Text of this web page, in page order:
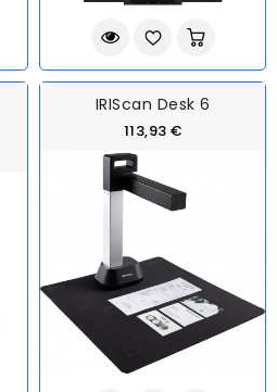
IRIScan Desk 6
113,93 €